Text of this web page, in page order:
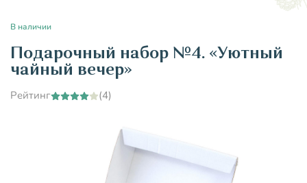
В наличии
Подарочный набор №4. «Уютный
чайный вечер»
Рейтинг (4)